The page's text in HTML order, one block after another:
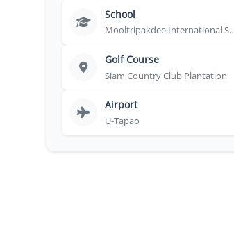
School
Mooltripakdee
Golf Course
Siam Country Club Plantation
Airport
U-Tapao